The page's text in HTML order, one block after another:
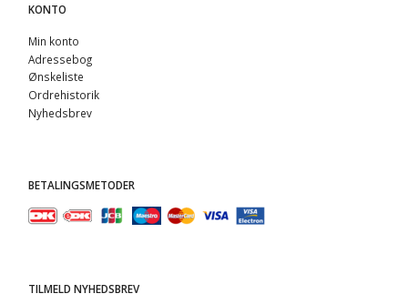
KONTO
Min konto
Adressebog
Ønskeliste
Ordrehistorik
Nyhedsbrev
BETALINGSMETODER
TILMELD NYHEDSBREV